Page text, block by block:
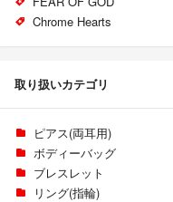
Chrome Hearts
取り扱いカテゴリ
ピアス(両耳用)
ボディーバッグ
ブレスレット
リング(指輪)